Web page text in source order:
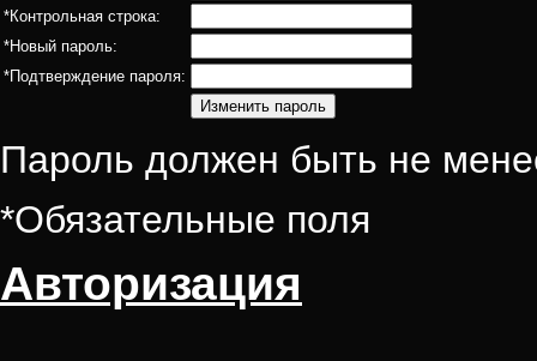
*Контрольная строка:
*Новый пароль:
*Подтверждение пароля:
Пароль должен быть не
*Обязательные поля
Авторизация